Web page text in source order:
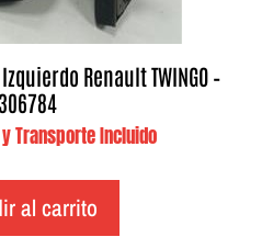
Renault TWINGO –
306784
y Transporte Incluido
al carrito